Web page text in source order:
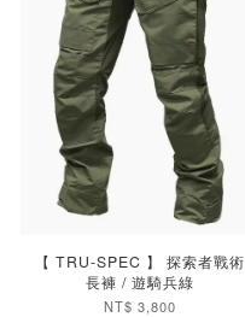
【 TRU-SPEC 】 探索者戰術
長褲 / 遊騎兵綠
NT$ 3,800